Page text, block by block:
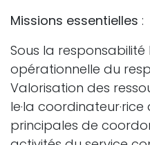
Missions essentielles :
Sous la
opérationnelle du
Valorisation des
le·la
principales de